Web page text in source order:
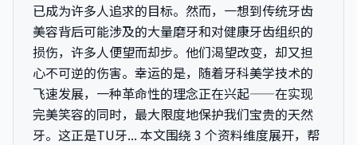
已成为许多人追求的目标。然而，一想到传统牙齿
美容背后可能涉及的大量磨牙和对健康牙齿组织的
损伤，许多人便望而却步。他们渴望改变，却又担
心不可逆的伤害。幸运的是，随着牙科美学技术的
飞速发展，一种革命性的理念正在兴起——在实现
完美笑容的同时，最大限度地保护我们宝贵的天然
牙。这正是TU牙... 本文围绕 3 个资料维度展开，帮